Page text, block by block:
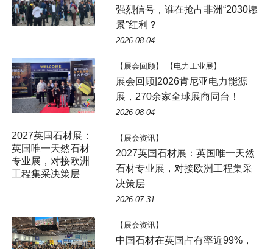
强烈信号，谁在抢占非洲“2030愿
景”红利？
2026-08-04
【展会回顾】 【电力工业展】
展会回顾|2026肯尼亚电力能源
展，270余家全球展商同台！
2026-08-04
【展会资讯】
2027英国石材展：英国唯一天然
石材专业展，对接欧洲工程集采
决策层
2026-07-31
【展会资讯】
中国石材在英国占有率近99%，